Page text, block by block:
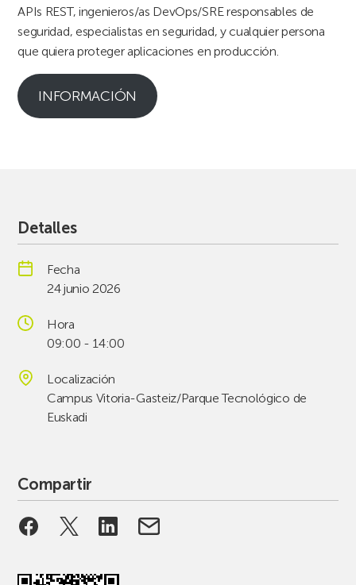
APIs REST, ingenieros/as DevOps/SRE responsables de
seguridad, especialistas en seguridad, y cualquier persona
que quiera proteger aplicaciones en producción.
INFORMACIÓN
Detalles
Fecha
24 junio 2026
Hora
09:00 - 14:00
Localización
Campus Vitoria-Gasteiz/Parque Tecnológico de
Euskadi
Compartir